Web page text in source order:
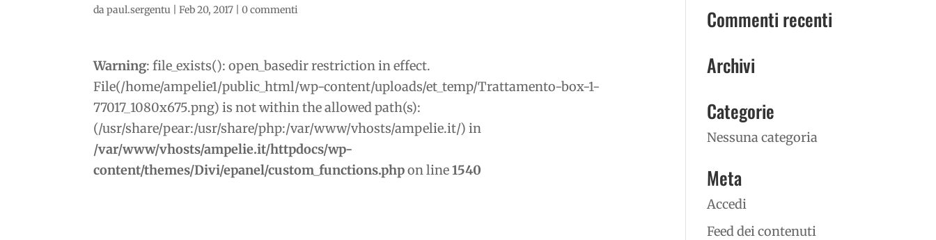
dapaul.sergentu |Feb 20, 2017 |0 commenti
Warning: file_exists(): open_basedir restriction in effect.
File(/home/ampelie1/public_html/wp-content/uploads/et_temp/Trattamento-box-1-
77017_1080x675.png) is not within the allowed path(s):
(/usr/share/pear:/usr/share/php:/var/www/vhosts/ampelie.it/) in
/var/www/vhosts/ampelie.it/httpdocs/wp-
content/themes/Divi/epanel/custom_functions.phpon line1540
Commenti recenti
Archivi
Categorie
Nessuna categoria
Meta
Accedi
Feed dei contenuti